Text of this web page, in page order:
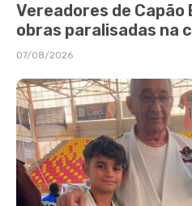
Vereadores de
obras paralisadas na
07/08/2026